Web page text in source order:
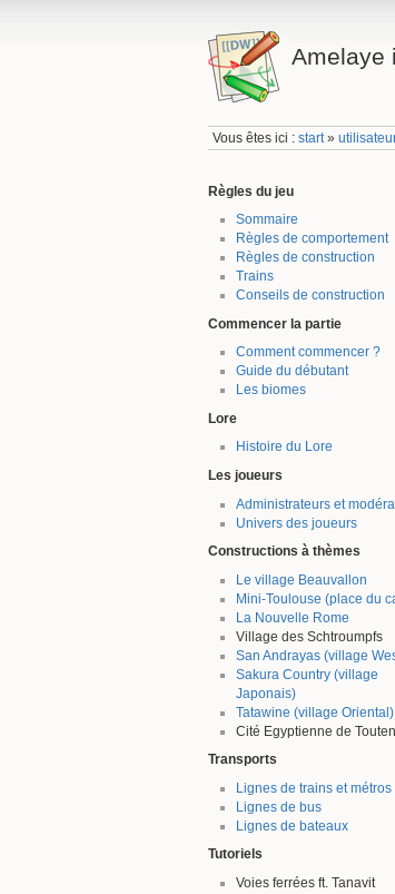
Amelaye
Vous êtes ici :start»
Règles du jeu
Sommaire
Règles de comportement
Règles de construction
Trains
Conseils de construction
Commencer la partie
Comment commencer ?
Guide du débutant
Les biomes
Lore
Histoire du Lore
Les joueurs
Administrateurs et
Univers des joueurs
Constructions à thèmes
Le village Beauvallon
Mini-Toulouse (place du
La Nouvelle Rome
Village des Schtroumpfs
San Andrayas (village
Sakura Country (village
Japonais)
Tatawine (village Oriental)
Cité Egyptienne de
Transports
Lignes de trains et métros
Lignes de bus
Lignes de bateaux
Tutoriels
Voies ferrées ft. Tanavit